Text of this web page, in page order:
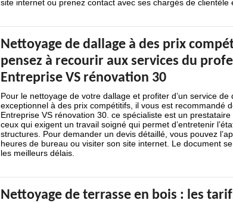
site internet ou prenez contact avec ses chargés de clientèle
Nettoyage de dallage à des prix
pensez à recourir aux services du
Entreprise VS rénovation 30
Pour le nettoyage de votre dallage et profiter d’un service de
exceptionnel à des prix compétitifs, il vous est recommandé
Entreprise VS rénovation 30. ce spécialiste est un
ceux qui exigent un travail soigné qui permet d’entretenir
structures. Pour demander un devis détaillé, vous pouvez
heures de bureau ou visiter son site internet. Le document
les meilleurs délais.
Nettoyage de terrasse en bois : les